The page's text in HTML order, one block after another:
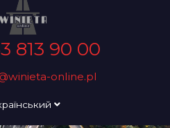
813 90 00
online.pl